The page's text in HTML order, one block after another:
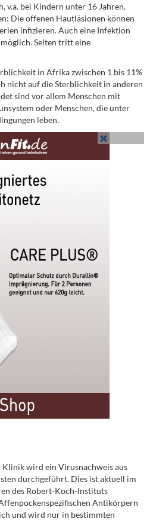
v.a. bei Kindern unter 16 Jahren,
Die offenen Hautläsionen können
infizieren. Auch eine Infektion
Selten tritt eine
in Afrika zwischen 1 bis 11%
nicht auf die Sterblichkeit in anderen
sind vor allem Menschen mit
oder Menschen, die unter
leben.
wird ein Virusnachweis aus
durchgeführt. Dies ist aktuell im
des Robert-Koch-Instituts
Antikörpern
und wird nur in bestimmten